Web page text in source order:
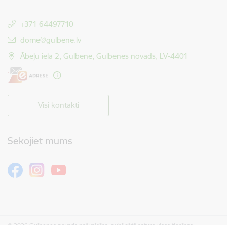
+371 64497710
E-pasts:
dome@gulbene.lv
Ābeļu iela 2, Gulbene, Gulbenes novads, LV-4401
Visi kontakti
Sekojiet mums